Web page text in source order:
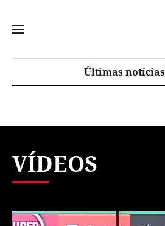
Últimas notícias
VÍDEOS